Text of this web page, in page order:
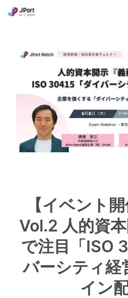
【イベント
Vol.2 人的資
で注目「ISO
バーシティ経
イン